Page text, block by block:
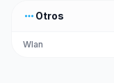
more_horiz Otros
Wlan